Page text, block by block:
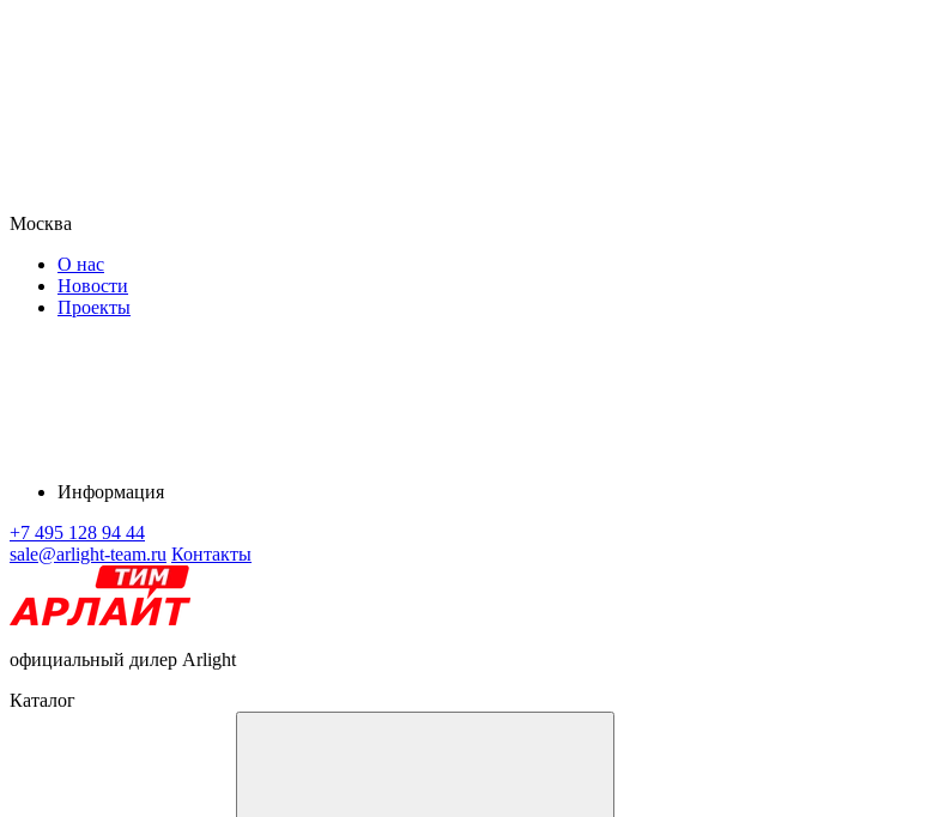
Москва
О нас
Новости
Проекты
Информация
+7 495 128 94 44
sale@arlight-team.ru Контакты
официальный дилер Arlight
Каталог